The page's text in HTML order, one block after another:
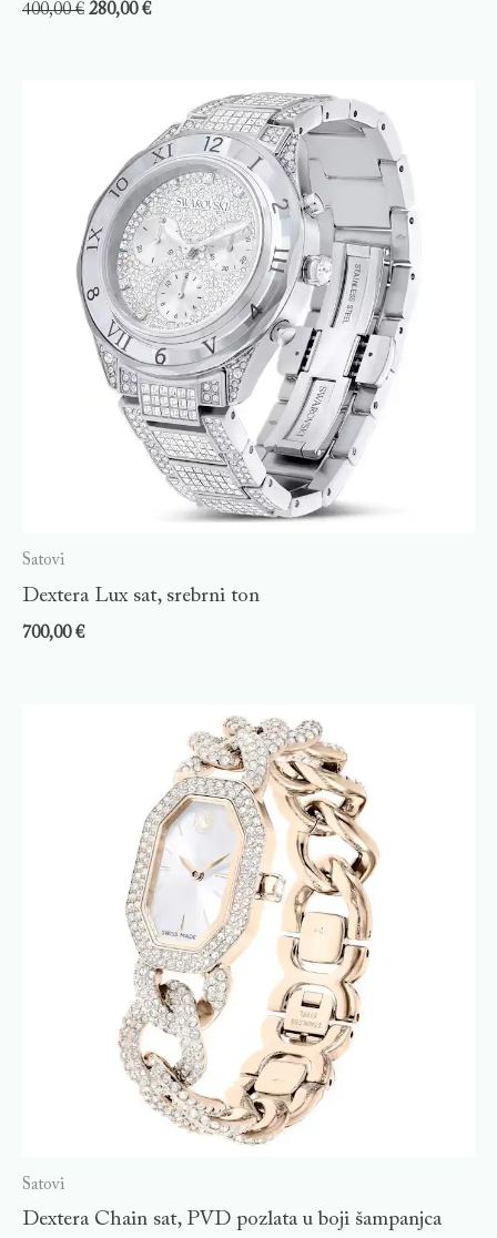
400,00€ 280,00€
Satovi
Dextera Lux sat, srebrni ton
700,00€
Satovi
Dextera Chain sat, PVD pozlata u boji šampanjca